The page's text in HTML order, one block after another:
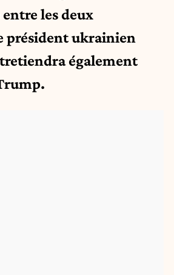
les deux
président ukrainien
également